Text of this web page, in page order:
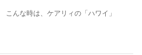
こんな時は、ケアリィの「ハワイ」